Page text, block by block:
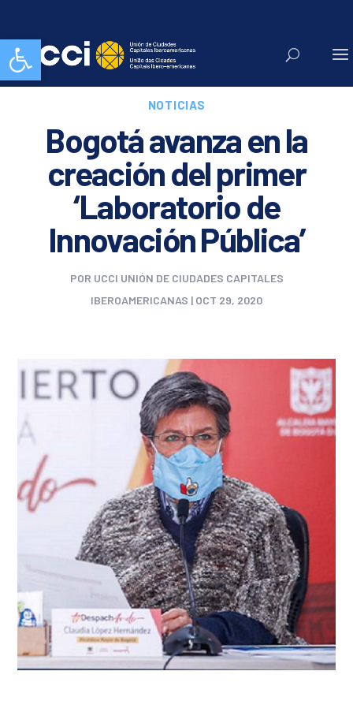
Abrir barra de herramientas
NOTICIAS
Bogotá avanza en la
creación del primer
‘Laboratorio de
Innovación Pública’
POR UCCI UNIÓN DE CIUDADES CAPITALES
IBEROAMERICANAS | OCT 29, 2020